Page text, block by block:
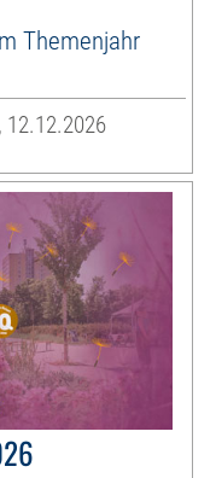
Themenjahr
12.12.2026